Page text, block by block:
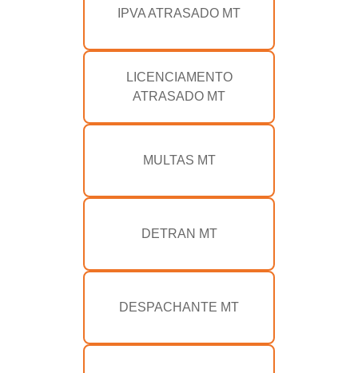
IPVA ATRASADO MT
LICENCIAMENTO
ATRASADO MT
MULTAS MT
DETRAN MT
DESPACHANTE MT